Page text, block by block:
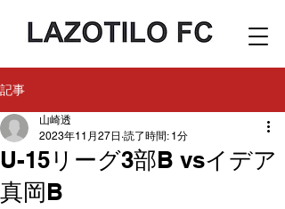
記事
U-15リーグ3部B vsイデア
真岡B
山崎透
2023年11月27日 読了時間: 1分